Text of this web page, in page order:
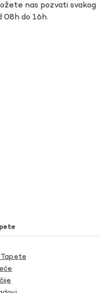
nas pozvati svakog
08h do 16h.
Tapete